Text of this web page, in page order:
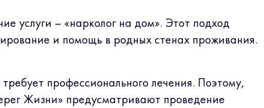
услуги – «нарколог на дом». Этот подход
и помощь в родных стенах проживания.
профессионального лечения. Поэтому,
Жизни» предусматривают проведение